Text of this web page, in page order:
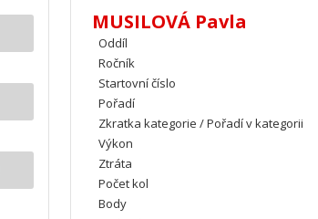
MUSILOVÁ Pavla
Oddíl
Ročník
Startovní číslo
Pořadí
Zkratka kategorie / Pořadí v kategorii
Výkon
Ztráta
Počet kol
Body